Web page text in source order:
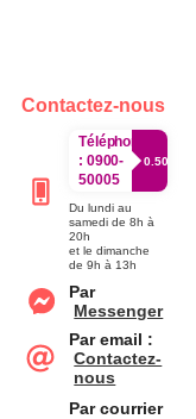
Contactez-nous
Téléphone
: 0900-
50005
0.50€/
Du lundi au
samedi de 8h à
20h
et le dimanche
de 9h à 13h
Par
Messenger
Par email :
Contactez-
nous
Par courrier